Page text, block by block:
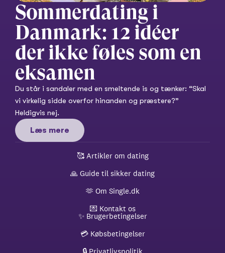
Sommerdating i
Danmark: 12 idéer
der ikke føles som en
eksamen
Du står i sandaler med en smeltende is og tænker: “Skal
vi virkelig sidde overfor hinanden og præstere?”
Heldigvis nej.
Læs mere
🥰 Artikler om dating
🙏 Guide til sikker dating
🫶 Om Single.dk
💌 Kontakt os
✨ Brugerbetingelser
💳 Købsbetingelser